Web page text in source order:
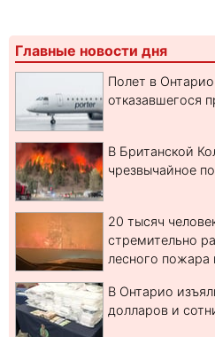
Главные новости дня
Полет в
отказавшегося
В Британской
чрезвычайное
20 тысяч
стремительно
лесного пожара
В Онтарио
долларов и